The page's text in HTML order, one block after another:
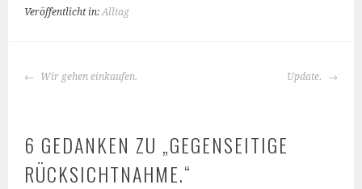
Veröffentlicht in:Alltag
BEITRAGS-
NAVIGATION
Wir gehen einkaufen. Update.
6 GEDANKEN ZU „GEGENSEITIGE
RÜCKSICHTNAHME.“